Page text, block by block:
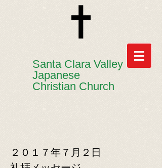
​​Santa Clara Valley
Japanese
Christian Church
２０１７年７月２日